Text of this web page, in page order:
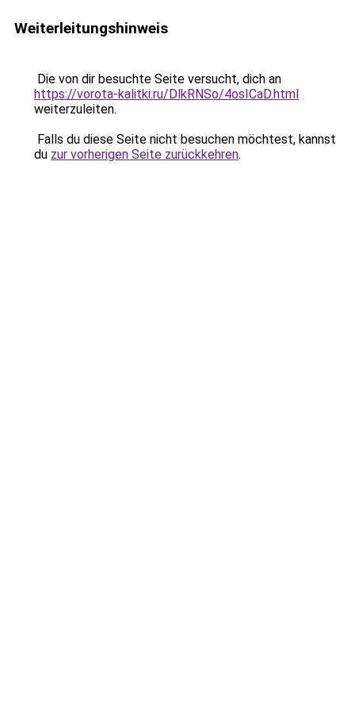
Weiterleitungshinweis
Die von dir besuchte Seite versucht, dich an
https://vorota-kalitki.ru/DlkRNSo/4osICaD.html
weiterzuleiten.
Falls du diese Seite nicht besuchen möchtest, kannst
du zur vorherigen Seite zurückkehren.